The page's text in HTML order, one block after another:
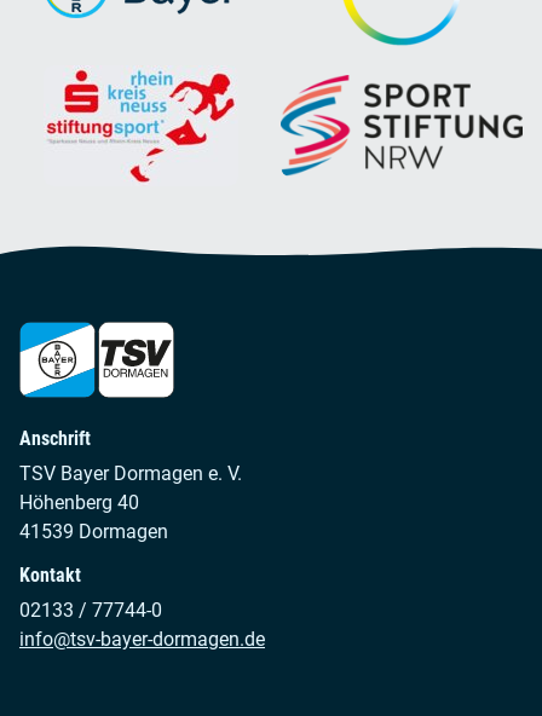
Anschrift
TSV Bayer Dormagen e. V.
Höhenberg 40
41539 Dormagen
Kontakt
02133 / 77744-0
info@tsv-bayer-dormagen.de